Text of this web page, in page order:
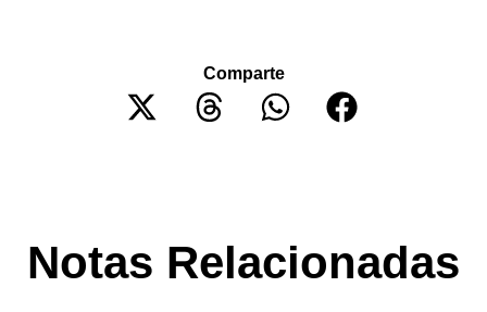
Comparte
Notas Relacionadas